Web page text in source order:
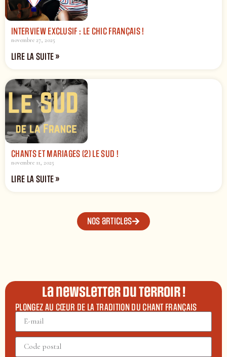
INTERVIEW EXCLUSIF : LE CHIC FRANÇAIS !
novembre 27, 2025
LIRE LA SUITE »
CHANTS ET MARIAGES (2) LE SUD !
novembre 11, 2025
LIRE LA SUITE »
Nos articles
La newsletter du terroir !
PLONGEZ AU CŒUR DE LA TRADITION DU CHANT FRANÇAIS